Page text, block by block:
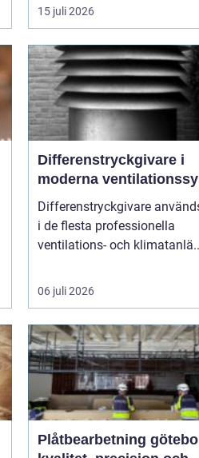
15 juli 2026
Differenstryckgivare i
moderna
Differenstryckgivare
i de flesta professionella
ventilations- och
06 juli 2026
Plåtbearbetning